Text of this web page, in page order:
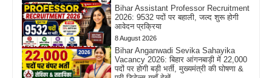
Bihar Assistant Professor Recruitment
2026: 9532 पदों पर बहाली, जल्द शुरू होगी
आवेदन प्रक्रिया
8 August 2026
Bihar Anganwadi Sevika Sahayika
Vacancy 2026: बिहार आंगनबाड़ी में 22,000
पदों पर होगी बड़ी भर्ती, मुख्यमंत्री की घोषणा &